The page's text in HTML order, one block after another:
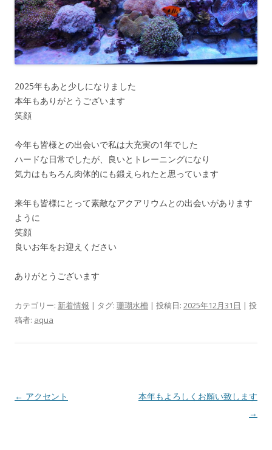
2025年もあと少しになりました
本年もありがとうございます
笑顔
今年も皆様との出会いで私は大充実の1年でした
ハードな日常でしたが、良いとトレーニングになり
気力はもちろん肉体的にも鍛えられたと思っています
来年も皆様にとって素敵なアクアリウムとの出会いがあります
ように
笑顔
良いお年をお迎えください
ありがとうございます
カテゴリー: 新着情報 | タグ: 珊瑚水槽 | 投稿日: 2025年12月31日 | 投
稿者: aqua
投
← アクセント
本年もよろしくお願い致します
→